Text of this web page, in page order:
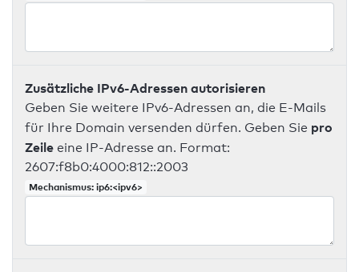
Zusätzliche IPv6-Adressen autorisieren
Geben Sie weitere IPv6-Adressen an, die E-Mails
für Ihre Domain versenden dürfen. Geben Sie pro
Zeile eine IP-Adresse an. Format:
2607:f8b0:4000:812::2003
Mechanismus: ip6:<ipv6>